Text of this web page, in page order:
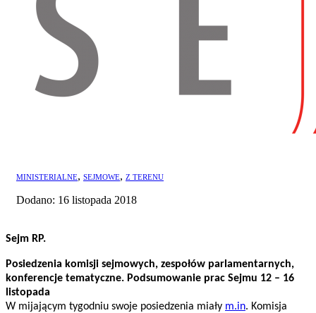
MINISTERIALNE, SEJMOWE, Z TERENU
Dodano: 16 listopada 2018
Sejm RP.
Posiedzenia komisji sejmowych, zespołów parlamentarnych,
konferencje tematyczne. Podsumowanie prac Sejmu 12 – 16
listopada
W mijającym tygodniu swoje posiedzenia miały m.in. Komisja